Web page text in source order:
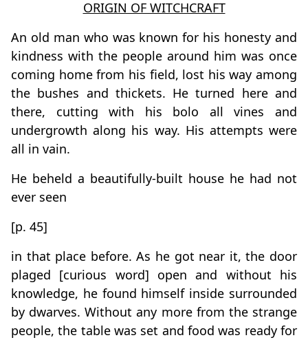
ORIGIN OF WITCHCRAFT
An old man who was known for his honesty and
kindness with the people around him was once
coming home from his field, lost his way among
the bushes and thickets. He turned here and
there, cutting with his bolo all vines and
undergrowth along his way. His attempts were
all in vain.
He beheld a beautifully-built house he had not
ever seen
[p. 45]
in that place before. As he got near it, the door
plaged [curious word] open and without his
knowledge, he found himself inside surrounded
by dwarves. Without any more from the strange
people, the table was set and food was ready for